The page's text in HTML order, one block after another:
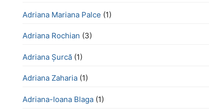
Adriana Mariana Palce (1)
Adriana Rochian (3)
Adriana Șurcă (1)
Adriana Zaharia (1)
Adriana-Ioana Blaga (1)